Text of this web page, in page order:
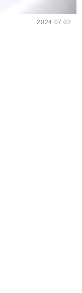
2024.07.02